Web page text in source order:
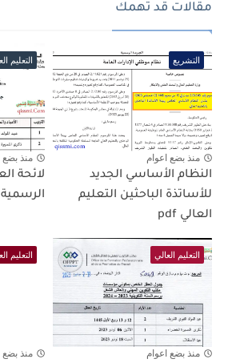
مقالات قد تهمك
التشريع
منذ بضع اعوام
النظام الأساسي الجديد
للأساتذة الباحثين التعليم
العالي pdf
التعليم
منذ بضع
لائحة
الرسمية 2023 2024 بالمغرب
التعليم العالي
منذ بضع اعوام
التعليم
منذ بضع